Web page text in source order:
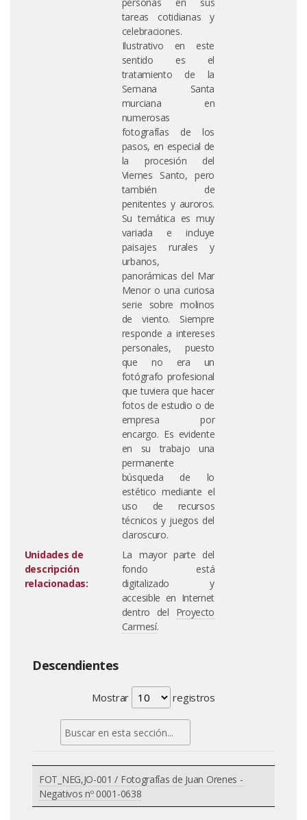
tareas cotidianas y
celebraciones.
Ilustrativo en este
sentido es el
tratamiento de la
Semana Santa
murciana en
numerosas
fotografías de los
pasos, en especial de
la procesión del
Viernes Santo, pero
también de
penitentes y auroros.
Su temática es muy
variada e incluye
paisajes rurales y
urbanos,
panorámicas del Mar
Menor o una curiosa
serie sobre molinos
de viento. Siempre
responde a intereses
personales, puesto
que no era un
fotógrafo profesional
que tuviera que hacer
fotos de estudio o de
empresa por
encargo. Es evidente
en su trabajo una
permanente
búsqueda de lo
estético mediante el
uso de recursos
técnicos y juegos del
claroscuro.
Unidades de
descripción
relacionadas:
La mayor parte del
fondo está
digitalizado y
accesible en Internet
dentro del Proyecto
Carmesí.
Descendientes
Mostrar registros
FOT_NEG,JO-001 / Fotografías de Juan Orenes -
Negativos nº 0001-0638